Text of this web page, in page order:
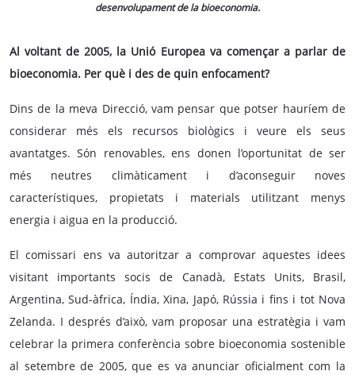
desenvolupament de la bioeconomia.
Al voltant de 2005, la Unió Europea va començar a parlar de
bioeconomia. Per què i des de quin enfocament?
Dins de la meva Direcció, vam pensar que potser hauríem de
considerar més els recursos biològics i veure els seus
avantatges. Són renovables, ens donen l’oportunitat de ser
més neutres climàticament i d’aconseguir noves
característiques, propietats i materials utilitzant menys
energia i aigua en la producció.
El comissari ens va autoritzar a comprovar aquestes idees
visitant importants socis de Canadà, Estats Units, Brasil,
Argentina, Sud-àfrica, Índia, Xina, Japó, Rússia i fins i tot Nova
Zelanda. I després d’això, vam proposar una estratègia i vam
celebrar la primera conferència sobre bioeconomia sostenible
al setembre de 2005, que es va anunciar oficialment com la